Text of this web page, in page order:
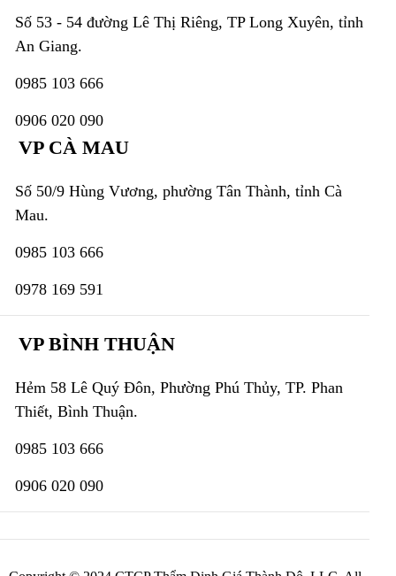
Số 53 - 54 đường Lê Thị Riêng, TP Long Xuyên, tỉnh
An Giang.
0985 103 666
0906 020 090
VP CÀ MAU
Số 50/9 Hùng Vương, phường Tân Thành, tỉnh Cà
Mau.
0985 103 666
0978 169 591
VP BÌNH THUẬN
Hẻm 58 Lê Quý Đôn, Phường Phú Thủy, TP. Phan
Thiết, Bình Thuận.
0985 103 666
0906 020 090